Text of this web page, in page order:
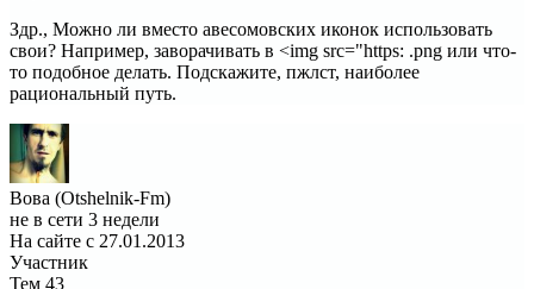
Здр., Можно ли вместо авесомовских иконок использовать
свои? Например, заворачивать в <img src="https: .png или что-
то подобное делать. Подскажите, пжлст, наиболее
рациональный путь.
Вова (Otshelnik-Fm)
не в сети 3 недели
На сайте с 27.01.2013
Участник
Тем 43